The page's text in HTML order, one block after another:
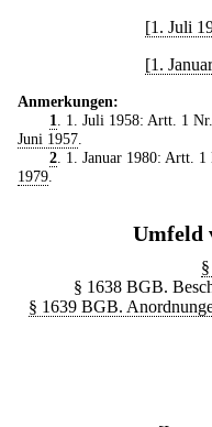
[1. Juli
[1.
Anmerkungen:
1
. 1. Juli 1958: Artt. 1
Juni 1957
2. 1. Januar 1980: Artt. 1
1979
Umfeld
§ 1638 BGB.
§ 1639 BGB.